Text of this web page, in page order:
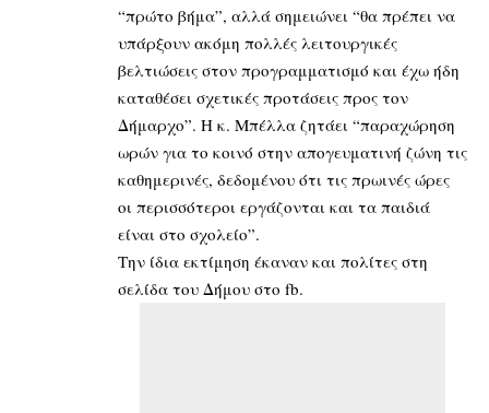
“πρώτο βήμα”, αλλά σημειώνει “θα πρέπει να
υπάρξουν ακόμη πολλές λειτουργικές
βελτιώσεις στον προγραμματισμό και έχω ήδη
καταθέσει σχετικές προτάσεις προς τον
Δήμαρχο”. Η κ. Μπέλλα ζητάει “παραχώρηση
ωρών για το κοινό στην απογευματινή ζώνη τις
καθημερινές, δεδομένου ότι τις πρωινές ώρες
οι περισσότεροι εργάζονται και τα παιδιά
είναι στο σχολείο”.
Την ίδια εκτίμηση έκαναν και πολίτες στη
σελίδα του Δήμου στο fb.